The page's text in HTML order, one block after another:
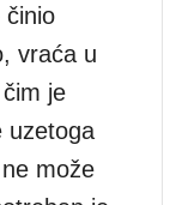
činio
vraća u
je
uzetoga
može